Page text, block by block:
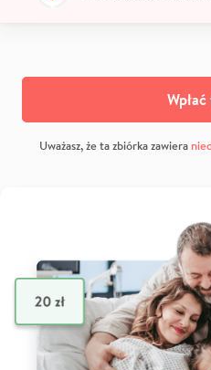
Uważasz, że ta zbiórka zawiera